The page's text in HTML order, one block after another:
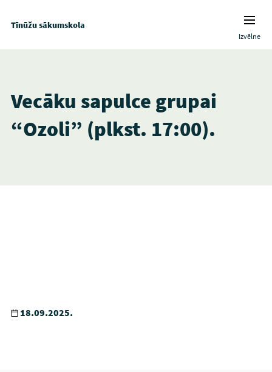
Tīnūžu sākumskola
Izvēlne
Vecāku sapulce grupai
“Ozoli” (plkst. 17:00).
18.09.2025.